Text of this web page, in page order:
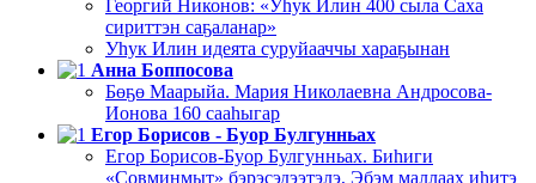
Георгий Никонов: «Уһук Илин 400 сыла Саха
сириттэн саҕаланар»
Уһук Илин идеята суруйааччы хараҕынан
Анна Боппосова
Бөҕө Маарыйа. Мария Николаевна Андросова-
Ионова 160 сааһыгар
Егор Борисов - Буор Булгунньах
Егор Борисов-Буор Булгунньах. Биһиги
«Совминмыт» бэрэсэдээтэлэ, Эбэм маллаах иһитэ